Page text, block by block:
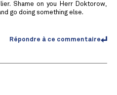
Shame on you Herr Doktorow,
go doing something else.
Répondre à ce commentaire